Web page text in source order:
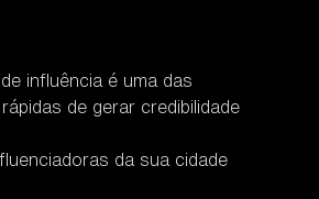
influência é uma das
de gerar credibilidade
da sua cidade